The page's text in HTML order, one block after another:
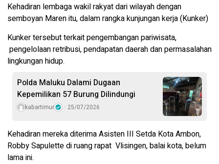
Kehadiran lembaga wakil rakyat dari wilayah dengan
semboyan Maren itu, dalam rangka kunjungan kerja (Kunker)
Kunker tersebut terkait pengembangan pariwisata,
pengelolaan retribusi, pendapatan daerah dan permasalahan
lingkungan hidup.
Polda Maluku Dalami Dugaan
Kepemilikan 57 Burung Dilindungi
kabartimur 25/07/2026
Kehadiran mereka diterima Asisten III Setda Kota Ambon,
Robby Sapulette di ruang rapat Vlisingen, balai kota, belum
lama ini.